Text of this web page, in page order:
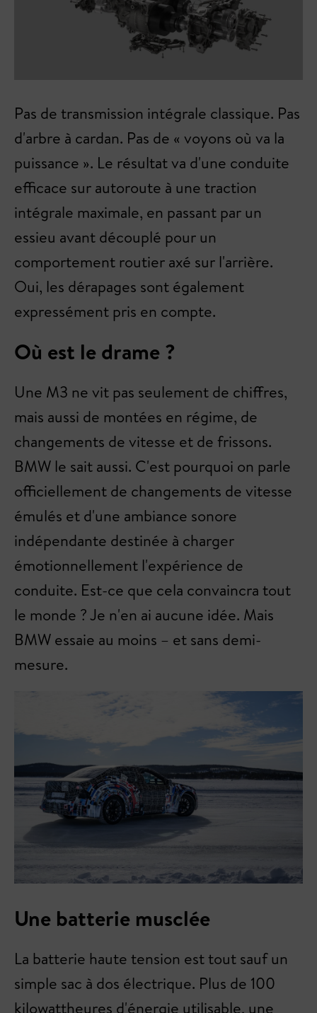
Pas de transmission intégrale classique. Pas
d'arbre à cardan. Pas de « voyons où va la
puissance ». Le résultat va d'une conduite
efficace sur autoroute à une traction
intégrale maximale, en passant par un
essieu avant découplé pour un
comportement routier axé sur l'arrière.
Oui, les dérapages sont également
expressément pris en compte.
Où est le drame ?
Une M3 ne vit pas seulement de chiffres,
mais aussi de montées en régime, de
changements de vitesse et de frissons.
BMW le sait aussi. C'est pourquoi on parle
officiellement de changements de vitesse
émulés et d'une ambiance sonore
indépendante destinée à charger
émotionnellement l'expérience de
conduite. Est-ce que cela convaincra tout
le monde ? Je n'en ai aucune idée. Mais
BMW essaie au moins – et sans demi-
mesure.
Une batterie musclée
La batterie haute tension est tout sauf un
simple sac à dos électrique. Plus de 100
kilowattheures d'énergie utilisable, une